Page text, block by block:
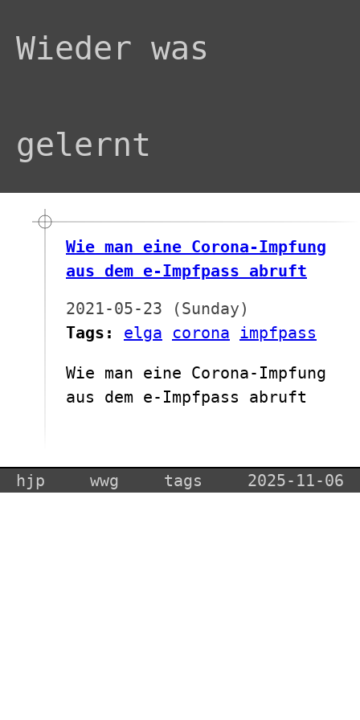
Wieder was
gelernt
Wie man eine Corona-Impfung
aus dem e-Impfpass abruft
2021-05-23 (Sunday)
Tags:
elga corona impfpass
Wie man eine Corona-Impfung
aus dem e-Impfpass abruft
hjp wwg tags 2025-11-06